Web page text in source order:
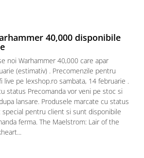
40,000 disponibile
noi Warhammer 40,000 care apar
(estimativ) . Precomenzile pentru
live pe lexshop.ro sambata, 14 februarie .
status Precomanda vor veni pe stoc si
lansare. Produsele marcate cu status
special pentru client si sunt disponibile
ferma. The Maelstrom: Lair of the